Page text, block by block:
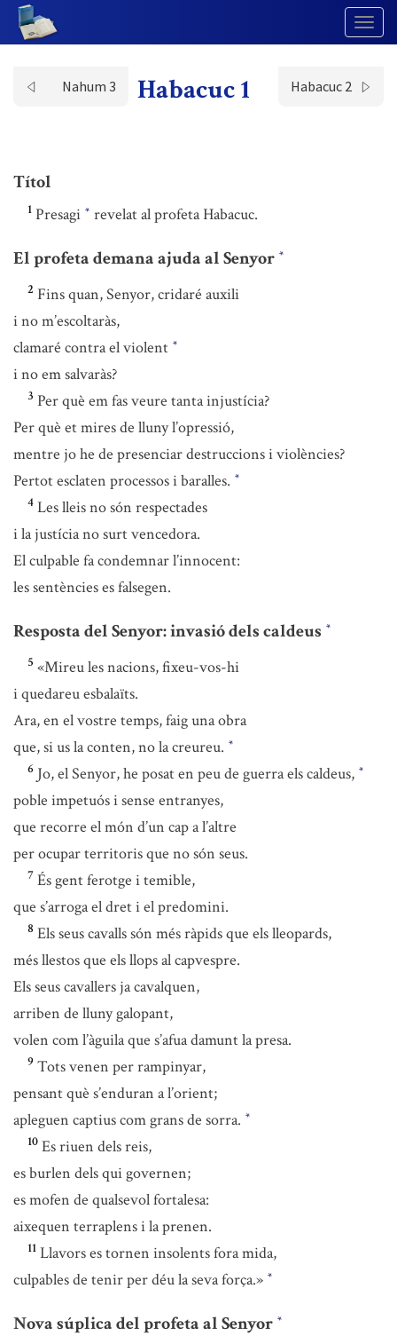
Nahum 3 Habacuc 1 Habacuc 2
Títol
1 Presagi * revelat al profeta Habacuc.
El profeta demana ajuda al Senyor *
2 Fins quan, Senyor, cridaré auxili
i no m’escoltaràs,
clamaré contra el violent *
i no em salvaràs?
3 Per què em fas veure tanta injustícia?
Per què et mires de lluny l’opressió,
mentre jo he de presenciar destruccions i violències?
Pertot esclaten processos i baralles. *
4 Les lleis no són respectades
i la justícia no surt vencedora.
El culpable fa condemnar l’innocent:
les sentències es falsegen.
Resposta del Senyor: invasió dels caldeus *
5 «Mireu les nacions, fixeu-vos-hi
i quedareu esbalaïts.
Ara, en el vostre temps, faig una obra
que, si us la conten, no la creureu. *
6 Jo, el Senyor, he posat en peu de guerra els caldeus, *
poble impetuós i sense entranyes,
que recorre el món d’un cap a l’altre
per ocupar territoris que no són seus.
7 És gent ferotge i temible,
que s’arroga el dret i el predomini.
8 Els seus cavalls són més ràpids que els lleopards,
més llestos que els llops al capvespre.
Els seus cavallers ja cavalquen,
arriben de lluny galopant,
volen com l’àguila que s’afua damunt la presa.
9 Tots venen per rampinyar,
pensant què s’enduran a l’orient;
apleguen captius com grans de sorra. *
10 Es riuen dels reis,
es burlen dels qui governen;
es mofen de qualsevol fortalesa:
aixequen terraplens i la prenen.
11 Llavors es tornen insolents fora mida,
culpables de tenir per déu la seva força.» *
Nova súplica del profeta al Senyor *